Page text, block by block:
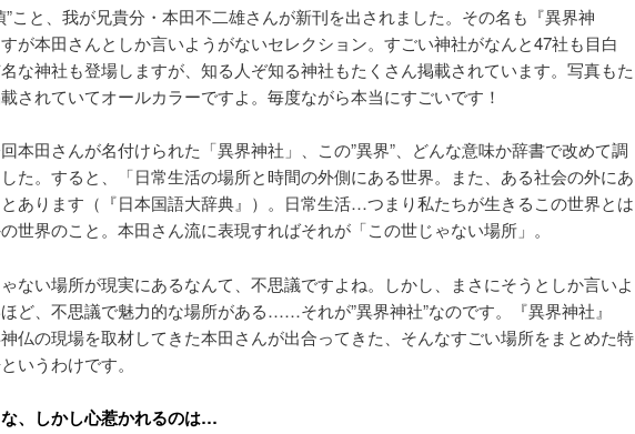
”こと、我が兄貴分・本田不二雄さんが新刊を出されました。その名も『異界神
が本田さんとしか言いようがないセレクション。すごい神社がなんと47社も目白
な神社も登場しますが、知る人ぞ知る神社もたくさん掲載されています。写真もた
されていてオールカラーですよ。毎度ながら本当にすごいです！
本田さんが名付けられた「異界神社」、この”異界”、どんな意味か辞書で改めて調
た。すると、「日常生活の場所と時間の外側にある世界。また、ある社会の外にあ
あります（『日本国語大辞典』）。日常生活…つまり私たちが生きるこの世界とは
世界のこと。本田さん流に表現すればそれが「この世じゃない場所」。
ない場所が現実にあるなんて、不思議ですよね。しかし、まさにそうとしか言いよ
ど、不思議で魅力的な場所がある……それが”異界神社”なのです。『異界神社』
仏の現場を取材してきた本田さんが出合ってきた、そんなすごい場所をまとめた特
いうわけです。
、しかし心惹かれるのは…